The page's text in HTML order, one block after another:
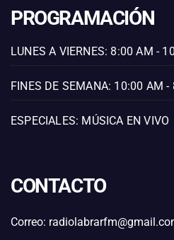
PROGRAMACIÓN
LUNES A VIERNES: 8:00 AM -
FINES DE SEMANA: 10:00 AM -
ESPECIALES: MÚSICA EN VIVO
CONTACTO
Correo: